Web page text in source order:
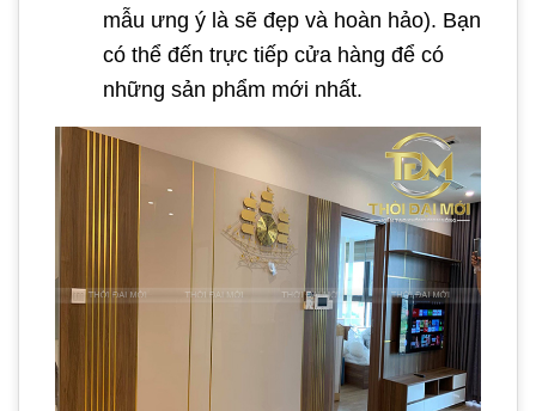
mẫu ưng ý là sẽ đẹp và hoàn hảo). Bạn
có thể đến trực tiếp cửa hàng để có
những sản phẩm mới nhất.